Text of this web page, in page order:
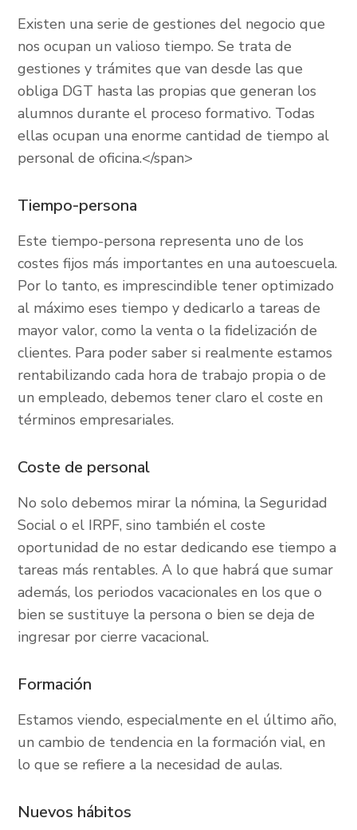
Existen una serie de gestiones del negocio que
nos ocupan un valioso tiempo. Se trata de
gestiones y trámites que van desde las que
obliga DGT hasta las propias que generan los
alumnos durante el proceso formativo. Todas
ellas ocupan una enorme cantidad de tiempo al
personal de oficina.</span>
Tiempo-persona
Este tiempo-persona representa uno de los
costes fijos más importantes en una autoescuela.
Por lo tanto, es imprescindible tener optimizado
al máximo eses tiempo y dedicarlo a tareas de
mayor valor, como la venta o la fidelización de
clientes. Para poder saber si realmente estamos
rentabilizando cada hora de trabajo propia o de
un empleado, debemos tener claro el coste en
términos empresariales.
Coste de personal
No solo debemos mirar la nómina, la Seguridad
Social o el IRPF, sino también el coste
oportunidad de no estar dedicando ese tiempo a
tareas más rentables. A lo que habrá que sumar
además, los periodos vacacionales en los que o
bien se sustituye la persona o bien se deja de
ingresar por cierre vacacional.
Formación
Estamos viendo, especialmente en el último año,
un cambio de tendencia en la formación vial, en
lo que se refiere a la necesidad de aulas.
Nuevos hábitos